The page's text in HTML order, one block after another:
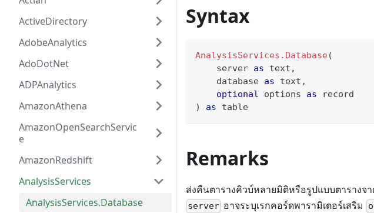
ActiveDirectory
AdobeAnalytics
AdoDotNet
ADPAnalytics
AmazonAthena
AmazonOpenSearchServic
e
AmazonRedshift
AnalysisServices
AnalysisServices.Database
Syntax
AnalysisServices.Database(
    server
as text ,
    database
as text ,
optional options as
record
)
as table
Remarks
ส่งคืนตารางคิวบ์หลายมิติหรือรูปแบบตารางจ
server อาจระบุเรกคอร์ดพารามิเตอร์เสริม